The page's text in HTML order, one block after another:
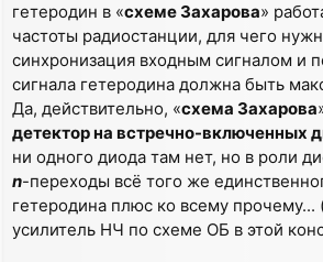
гетеродин в «схеме Захарова»
частоты радиостанции, для чего
синхронизация входным сигналом и
сигнала гетеродина должна быть
Да, действительно, «схема Захарова
детектор на встречно-включенных
ни одного диода там нет, но в роли
n-переходы всё того же
гетеродина плюс ко всему
усилитель НЧ по схеме ОБ в этой